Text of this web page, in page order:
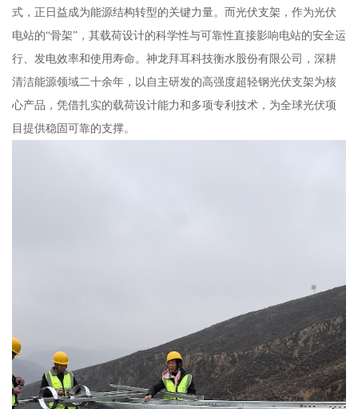
式，正日益成为能源结构转型的关键力量。而光伏支架，作为光伏
电站的“骨架”，其载荷设计的科学性与可靠性直接影响电站的安全运
行、发电效率和使用寿命。神龙拜耳科技衡水股份有限公司，深耕
清洁能源领域二十余年，以自主研发的高强度超轻钢光伏支架为核
心产品，凭借扎实的载荷设计能力和多项专利技术，为全球光伏项
目提供稳固可靠的支撑。